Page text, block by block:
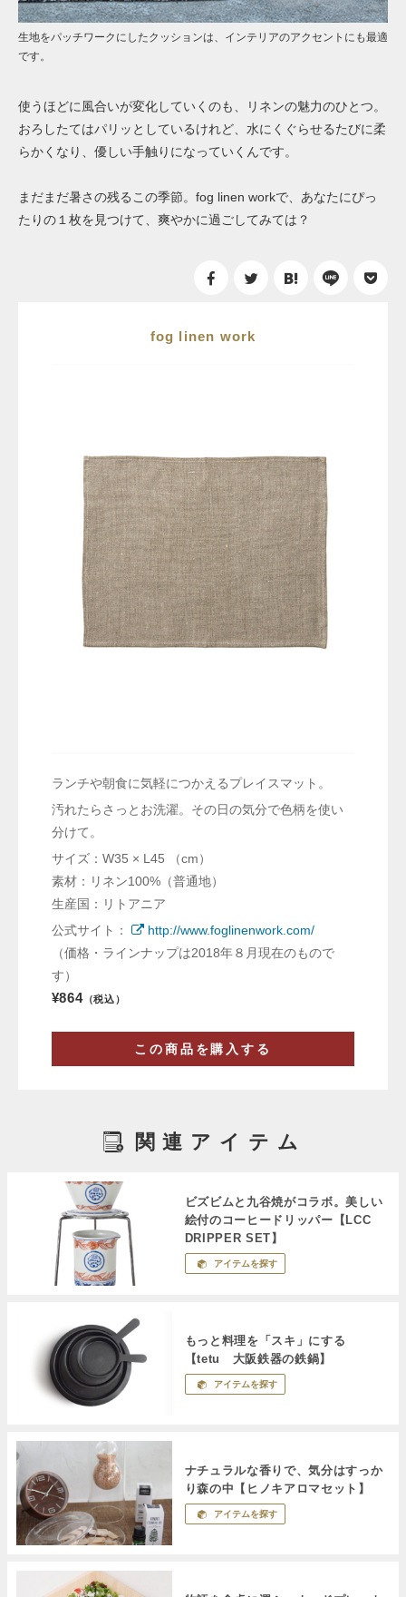
生地をパッチワークにしたクッションは、インテリアのアクセントにも最適
です。
使うほどに風合いが変化していくのも、リネンの魅力のひとつ。
おろしたてはパリッとしているけれど、水にくぐらせるたびに柔
らかくなり、優しい手触りになっていくんです。
まだまだ暑さの残るこの季節。fog linen workで、あなたにぴっ
たりの１枚を見つけて、爽やかに過ごしてみては？
fog linen work
ランチや朝食に気軽につかえるプレイスマット。
汚れたらさっとお洗濯。その日の気分で色柄を使い
分けて。
サイズ：W35 × L45 （cm）
素材：リネン100%（普通地）
生産国：リトアニア
公式サイト：
http://www.foglinenwork.com/
（価格・ラインナップは2018年８月現在のもので
す）
¥864（税込）
この商品を購入する
関連アイテム
ビズビムと九谷焼がコラボ。美しい
絵付のコーヒードリッパー【LCC
DRIPPER SET】
アイテムを探す
もっと料理を「スキ」にする
【tetu 大阪鉄器の鉄鍋】
アイテムを探す
ナチュラルな香りで、気分はすっか
り森の中【ヒノキアロマセット】
アイテムを探す